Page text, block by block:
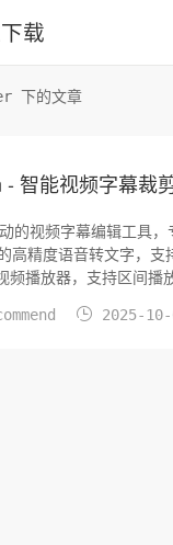
载
下的文章
智能视频字幕裁
编辑工具，专注于智能字幕生成
精度语音转文字，
频播放器，支持区
 2025-10-